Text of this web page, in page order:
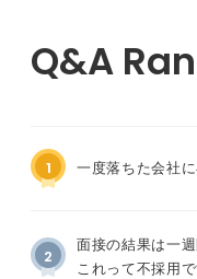
1 一度落ちた会社
2
面接の結果は一
これって不採用